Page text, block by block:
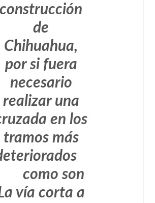
construcción
de
Chihuahua,
por si fuera
necesario
realizar una
en los
tramos más
como son
vía corta a